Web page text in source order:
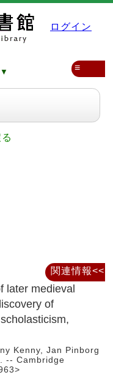
ログイン
≡
later medieval
of
Kenny, Jan Pinborg
-- Cambridge
関連情報<<